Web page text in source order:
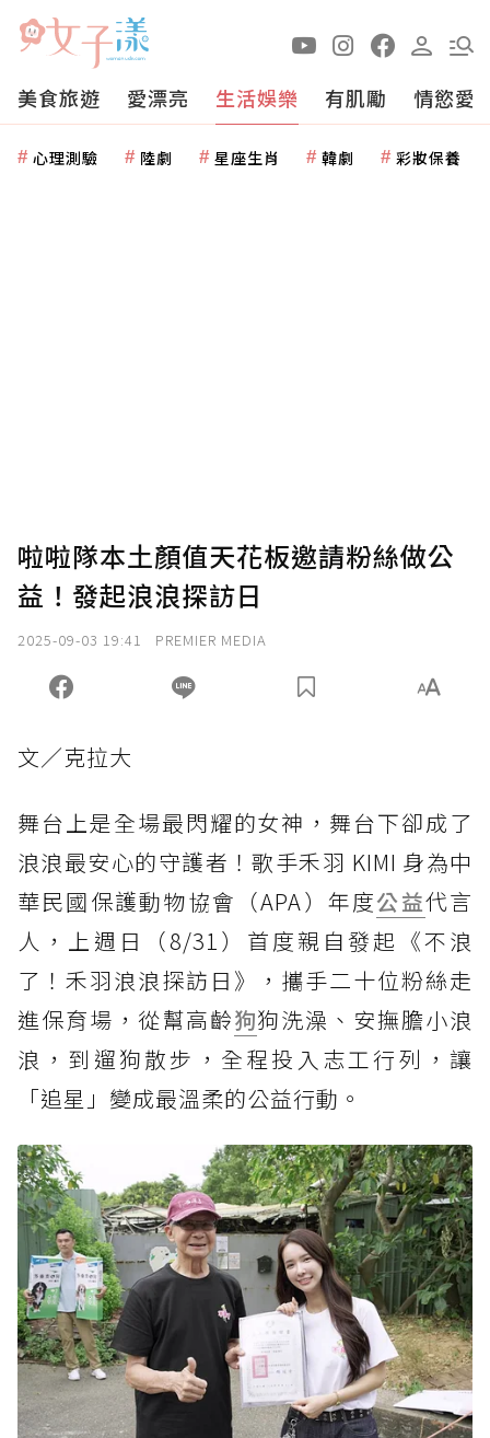
美食旅遊 愛漂亮 生活娛樂 有肌勵 情慾愛
心理測驗 陸劇 星座生肖 韓劇 彩妝保養
啦啦隊本土顏值天花板邀請粉絲做公
益！發起浪浪探訪日
2025-09-03 19:41 PREMIER MEDIA
文／克拉大
舞台上是全場最閃耀的女神，舞台下卻成了
浪浪最安心的守護者！歌手禾羽 KIMI 身為中
華民國保護動物協會（APA）年度公益代言
人，上週日（8/31）首度親自發起《不浪
了！禾羽浪浪探訪日》，攜手二十位粉絲走
進保育場，從幫高齡狗狗洗澡、安撫膽小浪
浪，到遛狗散步，全程投入志工行列，讓
「追星」變成最溫柔的公益行動。